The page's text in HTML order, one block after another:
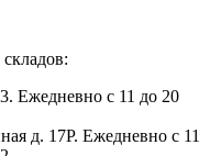
Ежедневно с 11 до 20
д. 17Р. Ежедневно с 11